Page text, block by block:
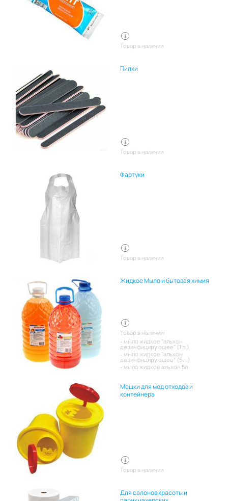
Товар в наличии
Пилки
Товар в наличии
Фартуки
Товар в наличии
Жидкое Мыло и бытовая химия
Товар в наличии:
мыло жидкое "альхон
дезинфицирующее" (1 л.)
мыло жидкое "альхон
дезинфицирующее" (5 л.)
мыло жидкое альхон 5л
Мешки для мед отходов и
контейнера
Товар в наличии
Для салонов красоты и